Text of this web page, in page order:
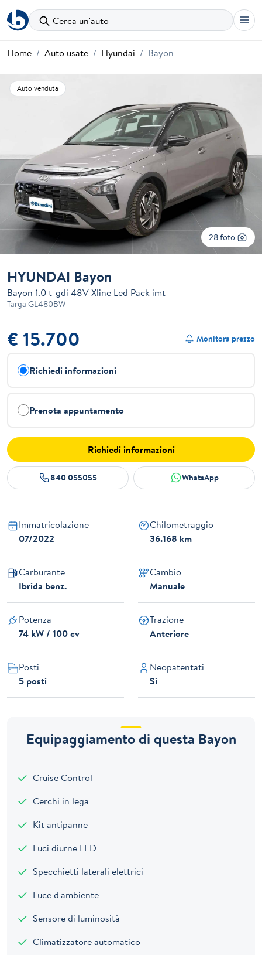
Cerca un'auto
Home Auto usate Hyundai Bayon
Auto venduta
28 foto
HYUNDAI Bayon
Bayon 1.0 t-gdi 48V Xline Led Pack imt
Targa GL480BW
€ 15.700 Monitora prezzo
Richiedi informazioni
Prenota appuntamento
Richiedi informazioni
840 055055 WhatsApp
Immatricolazione
07/2022
Chilometraggio
36.168 km
Carburante
Ibrida benz.
Cambio
Manuale
Potenza
74 kW / 100 cv
Trazione
Anteriore
Posti
5 posti
Neopatentati
Si
Equipaggiamento di questa Bayon
Cruise Control
Cerchi in lega
Kit antipanne
Luci diurne LED
Specchietti laterali elettrici
Luce d'ambiente
Sensore di luminosità
Climatizzatore automatico